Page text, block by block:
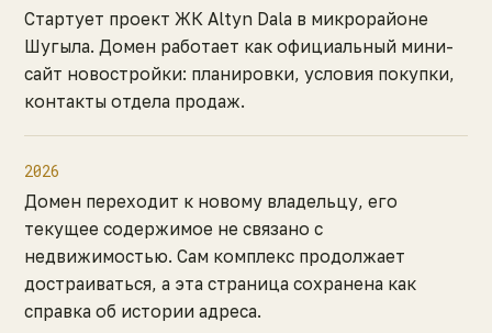
Стартует проект ЖК Altyn Dala в микрорайоне
Шугыла. Домен работает как официальный мини-
сайт новостройки: планировки, условия покупки,
контакты отдела продаж.
2026
Домен переходит к новому владельцу, его
текущее содержимое не связано с
недвижимостью. Сам комплекс продолжает
достраиваться, а эта страница сохранена как
справка об истории адреса.